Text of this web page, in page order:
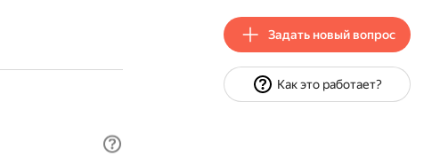
Задать новый вопрос
Как это работает?